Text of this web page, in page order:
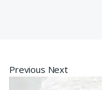
Previous Next